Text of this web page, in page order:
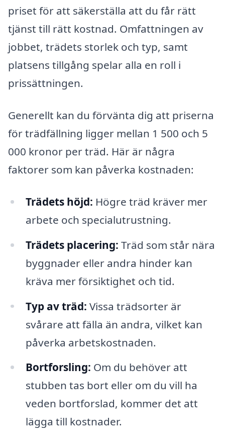
priset för att säkerställa att du får rätt
tjänst till rätt kostnad. Omfattningen av
jobbet, trädets storlek och typ, samt
platsens tillgång spelar alla en roll i
prissättningen.
Generellt kan du förvänta dig att priserna
för trädfällning ligger mellan 1 500 och 5
000 kronor per träd. Här är några
faktorer som kan påverka kostnaden:
Trädets höjd: Högre träd kräver mer
arbete och specialutrustning.
Trädets placering: Träd som står nära
byggnader eller andra hinder kan
kräva mer försiktighet och tid.
Typ av träd: Vissa trädsorter är
svårare att fälla än andra, vilket kan
påverka arbetskostnaden.
Bortforsling: Om du behöver att
stubben tas bort eller om du vill ha
veden bortforslad, kommer det att
lägga till kostnader.